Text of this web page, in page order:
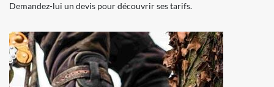
Demandez-lui un devis pour découvrir ses tarifs.